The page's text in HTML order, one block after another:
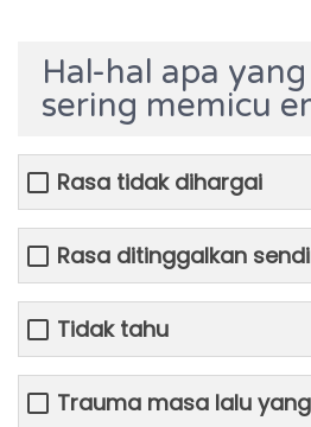
Hal-hal apa
sering memicu
Rasa tidak dihargai
Rasa ditinggalkan
Tidak tahu
Trauma masa lalu